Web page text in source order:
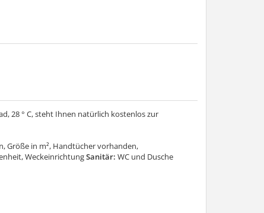
28 ° C, steht Ihnen natürlich kostenlos zur
Größe in m², Handtücher vorhanden,
WeckeinrichtungSanitär: WC und Dusche